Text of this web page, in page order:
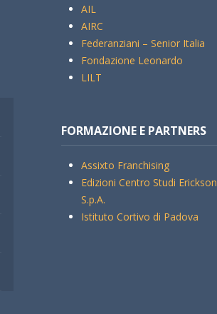
AIL
AIRC
Federanziani – Senior Italia
Fondazione Leonardo
LILT
FORMAZIONE E PARTNERS
Assixto Franchising
Edizioni Centro Studi Erickson
S.p.A.
Istituto Cortivo di Padova